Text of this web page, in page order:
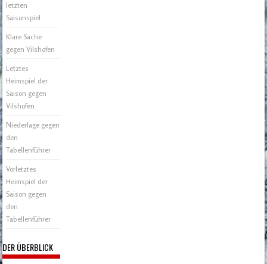
letzten
Saisonspiel
Klare Sache
gegen Vilshofen
Letztes
Heimspiel der
Saison gegen
Vilshofen
Niederlage gegen
den
Tabellenführer
Vorletztes
Heimspiel der
Saison gegen
den
Tabellenführer
DER ÜBERBLICK